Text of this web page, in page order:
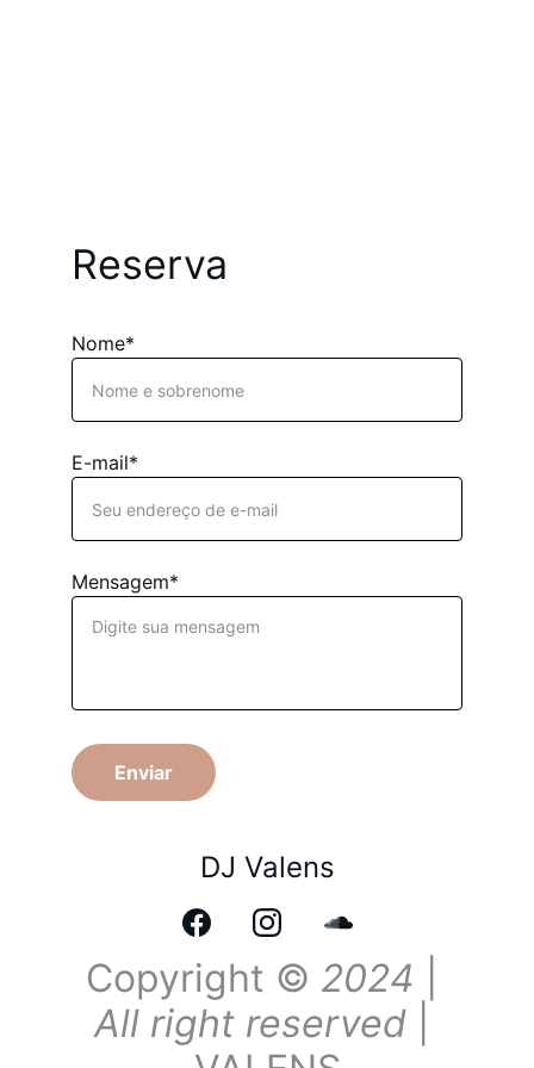
Reserva
Nome*
E-mail*
Mensagem*
Enviar
DJ Valens
Copyright © 2024
All right reserved